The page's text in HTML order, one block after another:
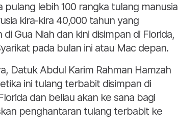
pulang lebih 100 rangka tulang manusia
kira-kira 40,000 tahun yang
Gua Niah dan kini disimpan di Florida,
pada bulan ini atau Mac depan.
Datuk Abdul Karim Rahman Hamzah
ini tulang terbabit disimpan di
dan beliau akan ke sana bagi
penghantaran tulang terbabit ke